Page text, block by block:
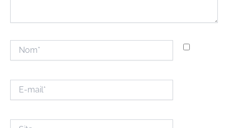
mail*